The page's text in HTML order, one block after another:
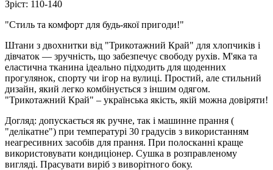
Зріст: 110-140
"Стиль та комфорт для будь-якої пригоди!"
Штани з двохнитки від "Трикотажний Край" для хлопчиків і
дівчаток — зручність, що забезпечує свободу рухів. М'яка та
еластична тканина ідеально підходить для щоденних
прогулянок, спорту чи ігор на вулиці. Простий, але стильний
дизайн, який легко комбінується з іншим одягом.
"Трикотажний Край" – українська якість, якій можна довіряти!
Догляд: допускається як ручне, так і машинне прання (
"делікатне") при температурі 30 градусів з використанням
неагресивних засобів для прання. При полосканні краще
використовувати кондиціонер. Сушка в розправленому
вигляді. Прасувати виріб з виворітного боку.